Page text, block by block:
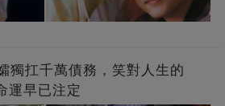
獨扛千萬債務，笑對人生的
運早已注定